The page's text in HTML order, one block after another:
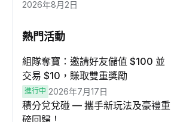
2026年8月2日
熱門活動
組隊奪寶：邀請好友儲值 $100 並
交易 $10，賺取雙重獎勵
進行中 2026年7月17日
積分兌兌碰 — 攜手新玩法及豪禮重
磅回歸！